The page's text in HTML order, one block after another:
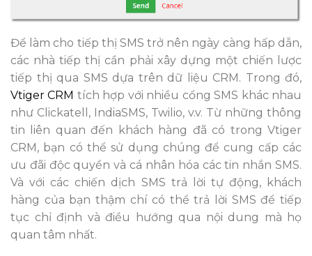
Để làm cho tiếp thị SMS trở nên ngày càng hấp dẫn,
các nhà tiếp thị cần phải xây dựng một chiến lược
tiếp thị qua SMS dựa trên dữ liệu CRM. Trong đó,
Vtiger CRM tích hợp với nhiều cổng SMS khác nhau
như Clickatell, IndiaSMS, Twilio, v.v. Từ những thông
tin liên quan đến khách hàng đã có trong Vtiger
CRM, bạn có thể sử dụng chúng để cung cấp các
ưu đãi độc quyền và cá nhân hóa các tin nhắn SMS.
Và với các chiến dịch SMS trả lời tự động, khách
hàng của bạn thậm chí có thể trả lời SMS để tiếp
tục chỉ định và điều hướng qua nội dung mà họ
quan tâm nhất.